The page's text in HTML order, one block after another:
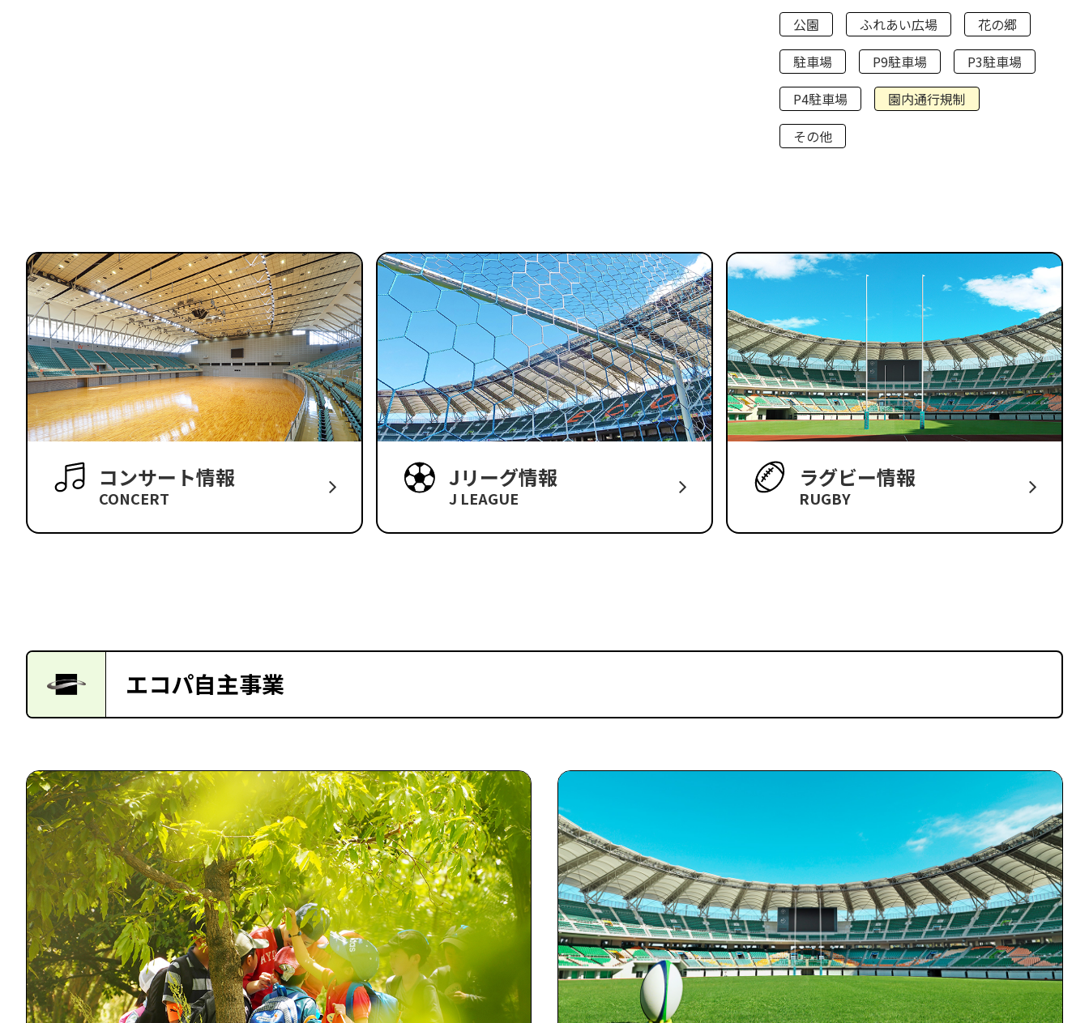
公園
ふれあい広場
花の郷
駐車場
P9駐車場
P3駐車場
P4駐車場
園内通行規制
その他
コンサート情報
CONCERT
Jリーグ情報
J LEAGUE
ラグビー情報
RUGBY
エコパ自主事業